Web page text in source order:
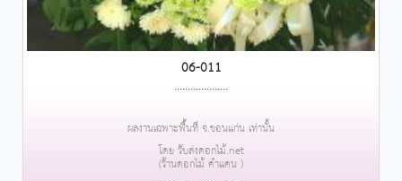
06-011
....................
ผลงานเฉพาะพื้นที่ จ.ขอนแก่น เท่านั้น
โดย รับส่งดอกไม้.net
(ร้านดอกไม้ คำแคน )